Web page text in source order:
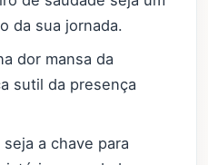
da sua jornada.
dor mansa da
sutil da presença
a chave para